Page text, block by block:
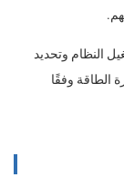
النظام وتحديد
الطاقة وفقًا